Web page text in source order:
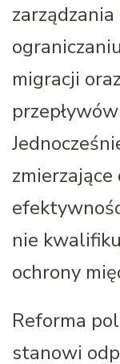
migracji
nie
ochrony
Reforma
stanowi